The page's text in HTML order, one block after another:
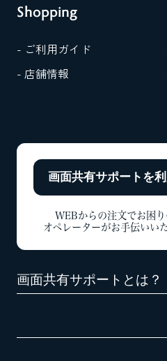
Shopping
- ご利用ガイド
- 店舗情報
画面共有サポートを
WEBからの注文でお困
オペレーターがお手伝いいた
画面共有サポートとは？